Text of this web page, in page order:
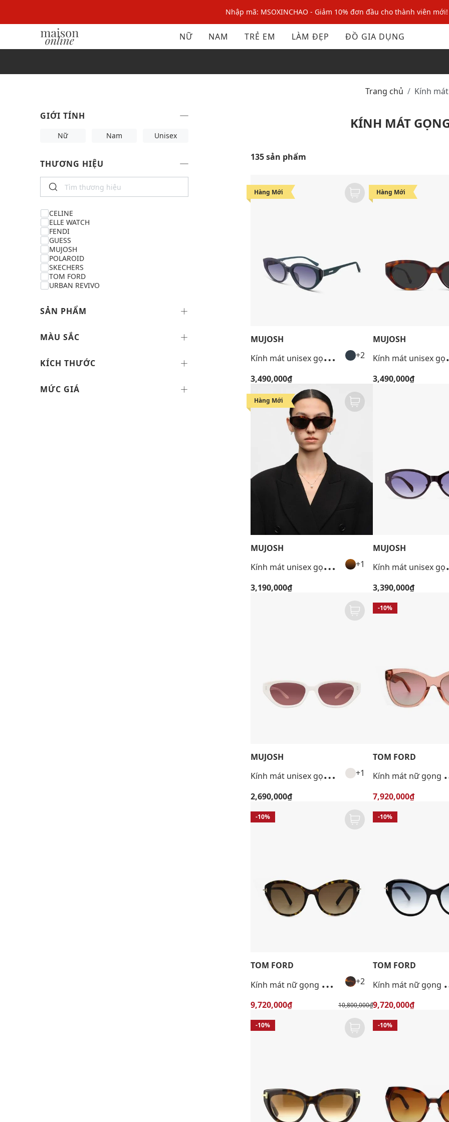
Nhập mã: MSOXINCHAO - Giảm 10% đơn đầu cho thành viên mới!
Nhập mã MSOPAY100: giảm ngay 10% khi thanh toán trực tuyến
Nhập mã: MSOXINCHAO - Giảm 10% đơn đầu cho thành viên mới!
NỮ NAM TRẺ EM LÀM ĐẸP ĐỒ GIA DỤNG
GIỚI TÍNH
Nữ Nam Unisex
THƯƠNG HIỆU
CELINE
ELLE WATCH
FENDI
GUESS
MUJOSH
POLAROID
SKECHERS
TOM FORD
URBAN REVIVO
SẢN PHẨM
MÀU SẮC
KÍCH THƯỚC
MỨC GIÁ
Trang chủ Kính
KÍNH MÁT
135 sản phẩm
Hàng Mới
MUJOSH
K
ính mát unisex gọng mắt mèo hiện đại +2
3,490,000₫
Hàng Mới
MUJOSH
ính
3,490,000₫
Hàng Mới
MUJOSH
K
ính mát unisex gọng mắt mèo +1
3,190,000₫
MUJOSH
ính
3,390,000₫
MUJOSH
K
ính mát unisex gọng mắt mèo thời trang +1
2,690,000₫
-10%
TOM FORD
ính mát
7,920,000₫
-10%
TOM FORD
K
ính mát nữ gọng mắt mèo thời trang +2
9,720,000₫ 10,800,000₫
-10%
TOM FORD
ính mát
9,720,000₫
-10% -10%